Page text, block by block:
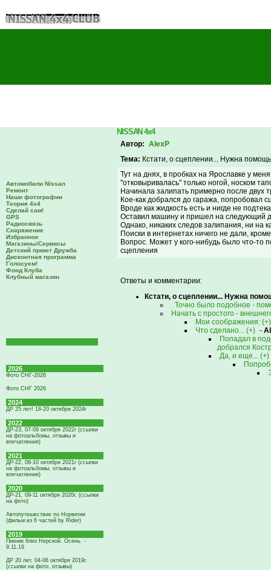
Автомобили Nissan
Ремонт
Наши фотографии
Теория 4х4
Сделай сам!
GPS
Радиосвязь
Снаряжение
Избранное
Магазины/Сервисы
Детский приют Дружба
Дисконтная программа
Голосуем!
Фонд Клуба
Клубный магазин
2026
Фото СНГ-2026
Фото СНГ 2026
2024
ДР 25 лет! 18-20 октября 2024г
2022
ДР-23, 07-09 октября 2022г (ссылки
на фотоальбомы, отзывы и
впечатления)
2021
ДР-22, 08-10 октября 2021г (ссылки
на фотоальбомы, отзывы и
впечатления)
2020
ДР-21, 09-11 октября 2020г. (ссылки
на фото)
Автопутешествие по Норвегии
(фильм из 6 частей by Rider)
2019
Пикник близ Нерской. Осень. -
9.11.19
ДР 20 лет, 04-06 октября 2019г.
(ссылки на фото, отзывы)
NISSAN 4x4
Автор: AlexP
Тема: Кстати, о сцеплении... Нужна
Тут на днях, в пробках на Ярославке у
"отковыривалась" только ногой, носком
Начинала залипать примерно после двух
Кое-как добрался до гаража, попробовал
Вроде как жидкость есть и нигде не
Оставил машину и пришел на следующий
Однако, никаких следов залипания, ни на
Поиски в интернетах ничего не дали,
Вопрос. Может у кого-нибудь было что-то
сцепления
Ответы и комментарии:
Кстати, о сцеплении... Нужна
Точно было подобное -
Начать с простого -
Мои соображения: (+)
Что сделано... (+) -
Попадал в
добрался
Да, и еще... (+)